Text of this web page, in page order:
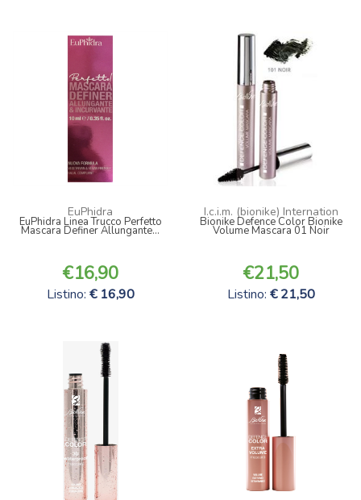
EuPhidra
EuPhidra Linea Trucco Perfetto
Mascara Definer Allungante...
16,90
Listino: 16,90
I.c.i.m. (bionike) Internation
Bionike Defence Color Bionike
Volume Mascara 01 Noir
21,50
Listino: 21,50